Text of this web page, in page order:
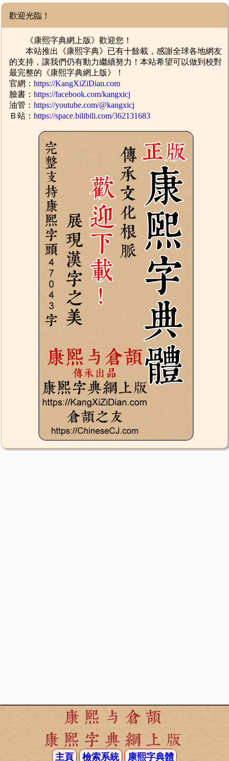
歡迎光臨！
《康熙字典網上版》歡迎您！
本站推出《康熙字典》已有十餘載，感謝全球各地網友
的支持，讓我們仍有動力繼續努力！本站希望可以做到校對
最完整的《康熙字典網上版》！
官網：https://KangXiZiDian.com
臉書：https://facebook.com/kangxicj
油管：https://youtube.com/@kangxicj
Ｂ站：https://space.bilibili.com/362131683
康熙与倉頡
康熙字典網上版
主頁 檢索系統 康熙字典體